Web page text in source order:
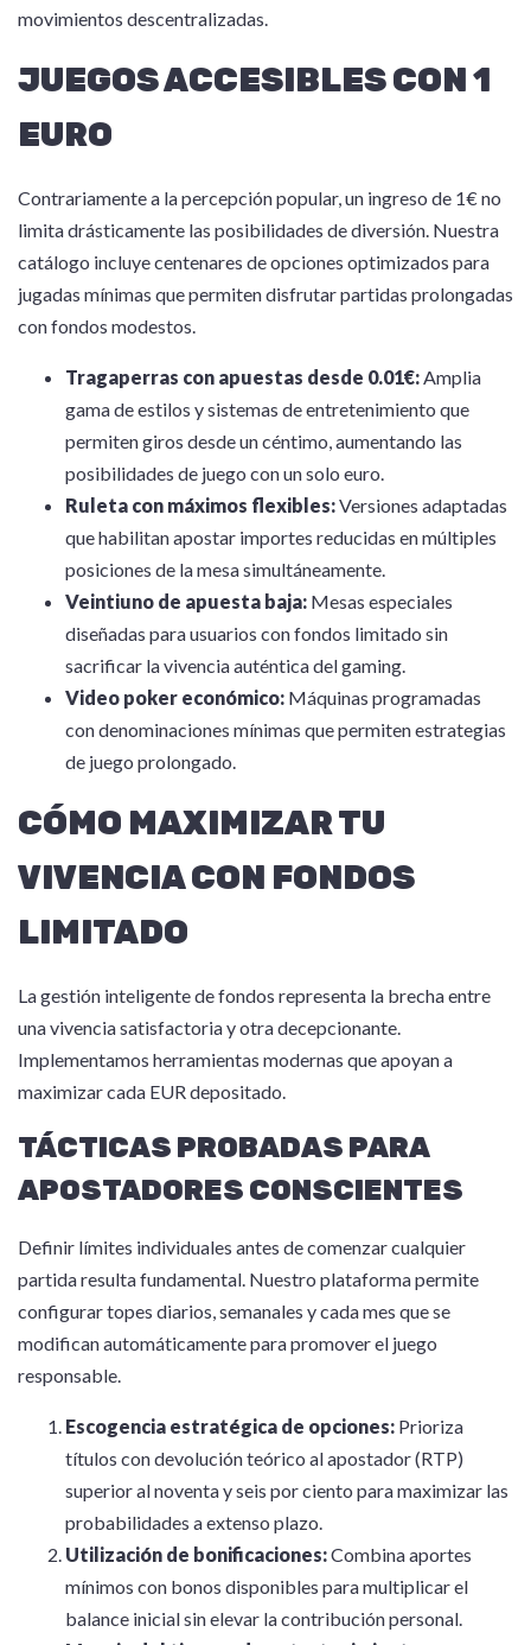
movimientos descentralizadas.
JUEGOS ACCESIBLES CON 1
EURO
Contrariamente a la percepción popular, un ingreso de 1€ no
limita drásticamente las posibilidades de diversión. Nuestra
catálogo incluye centenares de opciones optimizados para
jugadas mínimas que permiten disfrutar partidas prolongadas
con fondos modestos.
Tragaperras con apuestas desde 0.01€:Amplia
gama de estilos y sistemas de entretenimiento que
permiten giros desde un céntimo, aumentando las
posibilidades de juego con un solo euro.
Ruleta con máximos flexibles:Versiones adaptadas
que habilitan apostar importes reducidas en múltiples
posiciones de la mesa simultáneamente.
Veintiuno de apuesta baja: Mesas especiales
diseñadas para usuarios con fondos limitado sin
sacrificar la vivencia auténtica del gaming.
Video poker económico: Máquinas programadas
con denominaciones mínimas que permiten estrategias
de juego prolongado.
CÓMO MAXIMIZAR TU
VIVENCIA CON FONDOS
LIMITADO
La gestión inteligente de fondos representa la brecha entre
una vivencia satisfactoria y otra decepcionante.
Implementamos herramientas modernas que apoyan a
maximizar cada EUR depositado.
TÁCTICAS PROBADAS PARA
APOSTADORES CONSCIENTES
Definir límites individuales antes de comenzar cualquier
partida resulta fundamental. Nuestro plataforma permite
configurar topes diarios, semanales y cada mes que se
modifican automáticamente para promover el juego
responsable.
Escogencia estratégica de opciones: Prioriza
títulos con devolución teórico al apostador (RTP)
superior al noventa y seis por ciento para maximizar las
probabilidades a extenso plazo.
Utilización de bonificaciones:Combina aportes
mínimos con bonos disponibles para multiplicar el
balance inicial sin elevar la contribución personal.